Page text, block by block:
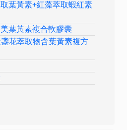
葉黃素+紅藻萃取蝦紅素
葉黃素複合軟膠囊
花萃取物含葉黃素複方